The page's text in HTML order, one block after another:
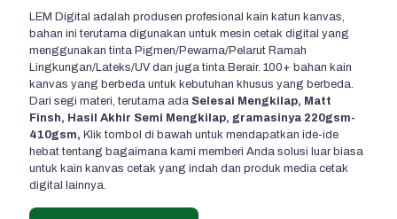
LEM Digital adalah produsen profesional kain katun kanvas,
bahan ini terutama digunakan untuk mesin cetak digital yang
menggunakan tinta Pigmen/Pewarna/Pelarut Ramah
Lingkungan/Lateks/UV dan juga tinta Berair. 100+ bahan kain
kanvas yang berbeda untuk kebutuhan khusus yang berbeda.
Dari segi materi, terutama ada Selesai Mengkilap, Matt
Finsh, Hasil Akhir Semi Mengkilap, gramasinya 220gsm-
410gsm, Klik tombol di bawah untuk mendapatkan ide-ide
hebat tentang bagaimana kami memberi Anda solusi luar biasa
untuk kain kanvas cetak yang indah dan produk media cetak
digital lainnya.